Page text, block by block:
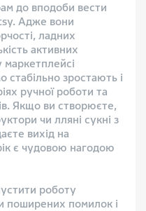
до вподоби вести
Адже вони
ладних
активних
маркетплейсі
стабільно зростають і
ручної роботи та
Якщо ви створюєте,
чи лляні сукні з
вихід на
є чудовою нагодою
роботу
поширених помилок і